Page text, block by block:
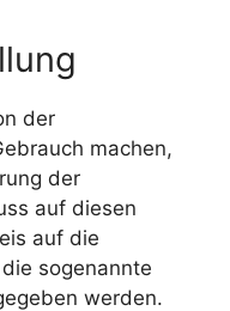
der
machen,
der
auf diesen
auf die
sogenannte
werden.